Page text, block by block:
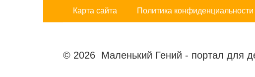
Карта сайта Политика конфиденциальности
© 2026 Маленький Гений - портал для